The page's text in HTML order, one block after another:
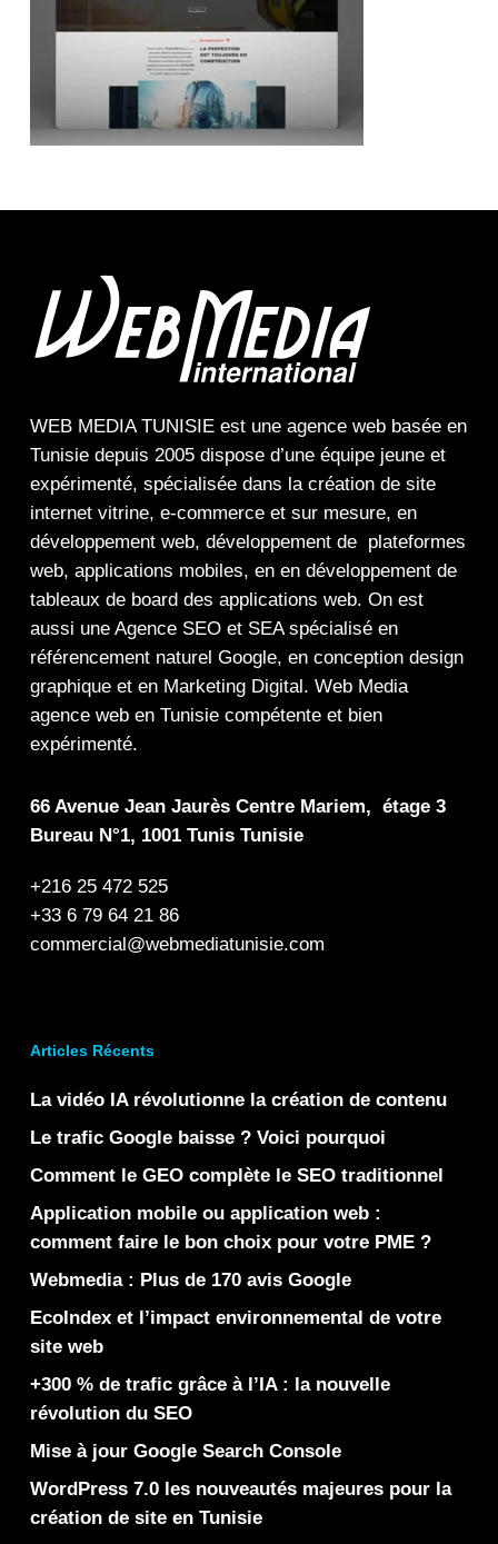
WEB MEDIA TUNISIEest une agence webbasée en
Tunisie depuis 2005 dispose d’une équipe jeune et
expérimenté, spécialisée dans la création de site
internet vitrine, e-commerceet sur mesure, en
développement web, développement de plateformes
web, applications mobiles, en en développement de
tableaux de boarddes applications web. On est
aussi une Agence SEOet SEAspécialisé en
référencement naturel Google, en conception design
graphiqueet en Marketing Digital. Web Media
agence web en Tunisie compétente et bien
expérimenté.
66 Avenue Jean Jaurès Centre Mariem, étage 3
Bureau N°1, 1001 Tunis Tunisie
+216 25 472 525
+33 6 79 64 21 86
commercial@webmediatunisie.com
Articles Récents
La vidéo IA révolutionne la création de contenu
Le trafic Google baisse ? Voici pourquoi
Comment le GEO complète le SEO traditionnel
Application mobile ou application web :
comment faire le bon choix pour votre PME ?
Webmedia : Plus de 170 avis Google
EcoIndex et l’impact environnemental de votre
site web
+300 % de trafic grâce à l’IA : la nouvelle
révolution du SEO
Mise à jour Google Search Console
WordPress 7.0 les nouveautés majeures pour la
création de site en Tunisie